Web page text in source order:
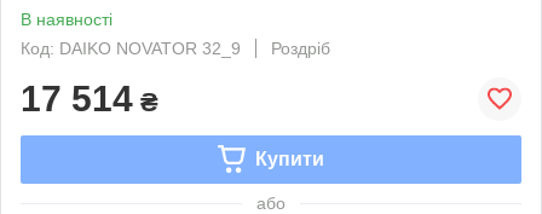
В наявності
Код: DAIKO NOVATOR 32_9
Роздріб
17 514 ₴
Купити
або